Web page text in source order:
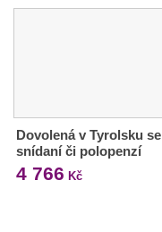
Dovolená v Tyrolsku se
snídaní či polopenzí
4 766 Kč